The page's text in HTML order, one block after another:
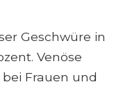
Geschwüre in
Venöse
Frauen und